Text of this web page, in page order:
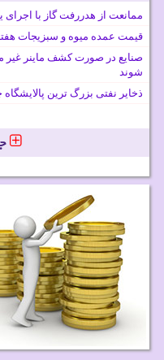
ممانعت از هدررفت گاز با
قیمت عمده میوه و سبزیجات
صنایع در صورت کشف ماینر غیر
شوند
ذخایر نفتی بزرگ ترین